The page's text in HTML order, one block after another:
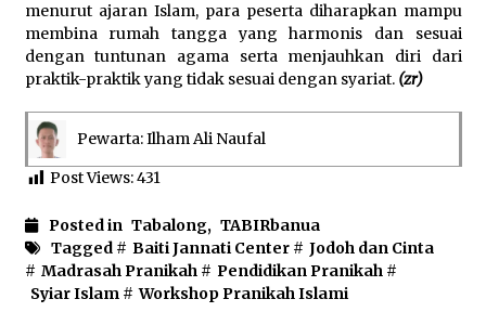
menurut ajaran Islam, para peserta diharapkan mampu
membina rumah tangga yang harmonis dan sesuai
dengan tuntunan agama serta menjauhkan diri dari
praktik-praktik yang tidak sesuai dengan syariat. (zr)
Pewarta: Ilham Ali Naufal
Post Views:431
Posted in Tabalong, TABIRbanua
Tagged # Baiti Jannati Center# Jodoh dan Cinta
# Madrasah Pranikah # Pendidikan Pranikah #
Syiar Islam # Workshop Pranikah Islami